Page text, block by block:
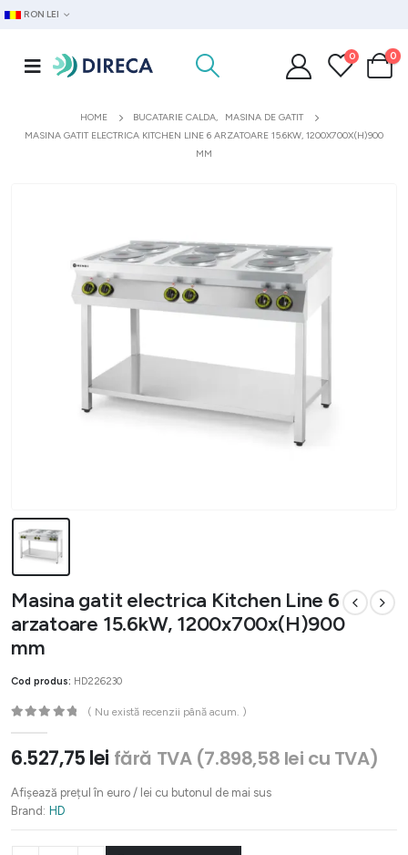
RON LEI
0 0
HOME BUCATARIE CALDA,
MASINA DE GATIT
MASINA GATIT ELECTRICA KITCHEN LINE 6 ARZATOARE 15.6KW, 1200X700X(H)900
MM
Masina gatit electrica Kitchen Line 6
arzatoare 15.6kW, 1200x700x(H)900
mm
Cod produs: HD226230
( Nu există recenzii până acum. )
6.527,75 lei fără TVA (7.898,58 lei cu TVA)
Afișează prețul în euro / lei cu butonul de mai sus
Brand: HD